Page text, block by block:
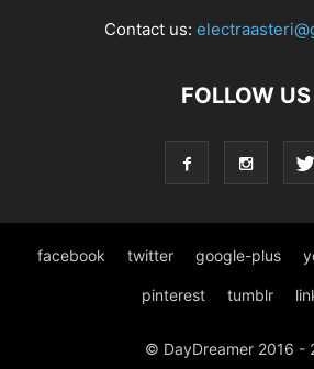
Contact us:
FOLLOW US
facebook twitter google-plus
pinterest tumblr
© DayDreamer 2016 -